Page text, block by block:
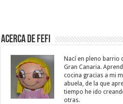
Acerca de Fefi
Nací en pleno barrio
Gran Canaria.
cocina gracias a mi
abuela, de la que
tiempo he ido
otras.